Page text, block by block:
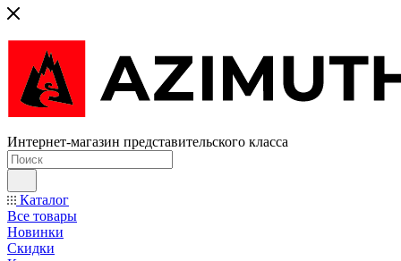
Интернет-магазин представительского класса
Каталог
Все товары
Новинки
Скидки